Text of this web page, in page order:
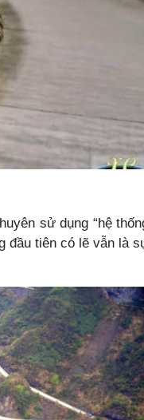
sử dụng “hệ
đầu tiên có lẽ vẫn là